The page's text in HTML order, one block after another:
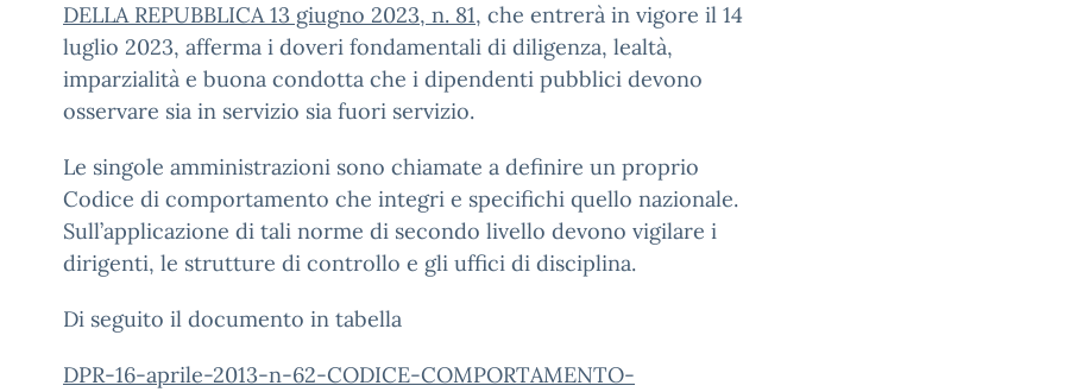
DELLA REPUBBLICA 13 giugno 2023, n. 81, che entrerà in vigore il 14
luglio 2023, afferma i doveri fondamentali di diligenza, lealtà,
imparzialità e buona condotta che i dipendenti pubblici devono
osservare sia in servizio sia fuori servizio.
Le singole amministrazioni sono chiamate a definire un proprio
Codice di comportamento che integri e specifichi quello nazionale.
Sull’applicazione di tali norme di secondo livello devono vigilare i
dirigenti, le strutture di controllo e gli uffici di disciplina.
Di seguito il documento in tabella
DPR-16-aprile-2013-n-62-CODICE-COMPORTAMENTO-